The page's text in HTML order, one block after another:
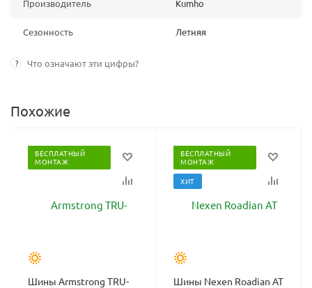
Производитель Kumho
Сезонность Летняя
? Что означают эти цифры?
Похожие
БЕСПЛАТНЫЙ
МОНТАЖ
Шины Armstrong TRU-
БЕСПЛАТНЫЙ
МОНТАЖ
ХИТ
Шины Nexen Roadian AT